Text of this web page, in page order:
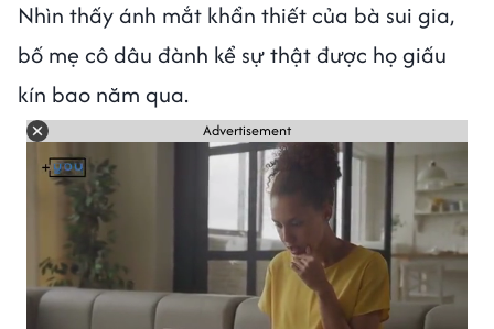
Nhìn thấy ánh mắt khẩn thiết của bà sui gia,
bố mẹ cô dâu đành kể sự thật được họ giấu
kín bao năm qua.
Advertisement